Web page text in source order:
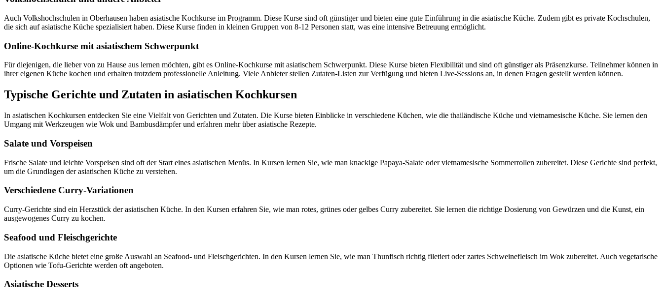
Auch Volkshochschulen in Oberhausen haben asiatische Kochkurse im Programm. Diese Kurse sind oft günstiger und bieten eine gute Einführung in die asiatische Küche. Zudem gibt es private Kochschulen,
die sich auf asiatische Küche spezialisiert haben. Diese Kurse finden in kleinen Gruppen von 8-12 Personen statt, was eine intensive Betreuung ermöglicht.
Online-Kochkurse mit asiatischem Schwerpunkt
Für diejenigen, die lieber von zu Hause aus lernen möchten, gibt es Online-Kochkurse mit asiatischem Schwerpunkt. Diese Kurse bieten Flexibilität und sind oft günstiger als Präsenzkurse. Teilnehmer können in
ihrer eigenen Küche kochen und erhalten trotzdem professionelle Anleitung. Viele Anbieter stellen Zutaten-Listen zur Verfügung und bieten Live-Sessions an, in denen Fragen gestellt werden können.
Typische Gerichte und Zutaten in asiatischen Kochkursen
In asiatischen Kochkursen entdecken Sie eine Vielfalt von Gerichten und Zutaten. Die Kurse bieten Einblicke in verschiedene Küchen, wie die thailändische Küche und vietnamesische Küche. Sie lernen den
Umgang mit Werkzeugen wie Wok und Bambusdämpfer und erfahren mehr über asiatische Rezepte.
Salate und Vorspeisen
Frische Salate und leichte Vorspeisen sind oft der Start eines asiatischen Menüs. In Kursen lernen Sie, wie man knackige Papaya-Salate oder vietnamesische Sommerrollen zubereitet. Diese Gerichte sind perfekt,
um die Grundlagen der asiatischen Küche zu verstehen.
Verschiedene Curry-Variationen
Curry-Gerichte sind ein Herzstück der asiatischen Küche. In den Kursen erfahren Sie, wie man rotes, grünes oder gelbes Curry zubereitet. Sie lernen die richtige Dosierung von Gewürzen und die Kunst, ein
ausgewogenes Curry zu kochen.
Seafood und Fleischgerichte
Die asiatische Küche bietet eine große Auswahl an Seafood- und Fleischgerichten. In den Kursen lernen Sie, wie man Thunfisch richtig filetiert oder zartes Schweinefleisch im Wok zubereitet. Auch vegetarische
Optionen wie Tofu-Gerichte werden oft angeboten.
Asiatische Desserts